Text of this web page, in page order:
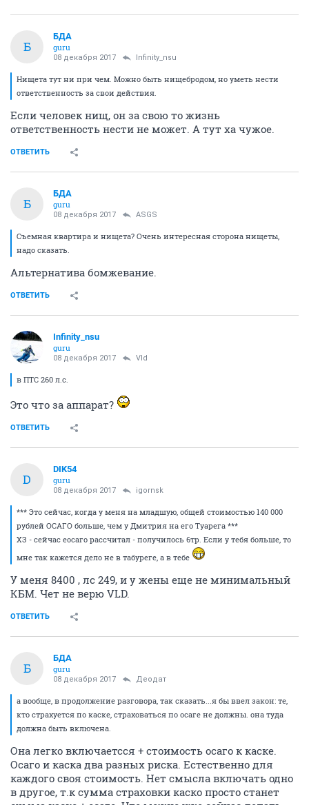
Б
БДА
guru
08 декабря 2017 Infinity_nsu
Нищета тут ни при чем. Можно быть нищебродом, но уметь нести
ответственность за свои действия.
Если человек нищ, он за свою то жизнь
ответственность нести не может. А тут ха чужое.
ОТВЕТИТЬ
Б
БДА
guru
08 декабря 2017 ASGS
Съемная квартира и нищета? Очень интересная сторона нищеты,
надо сказать.
Альтернатива бомжевание.
ОТВЕТИТЬ
Infinity_nsu
guru
08 декабря 2017 Vld
в ПТС 260 л.с.
Это что за аппарат?
ОТВЕТИТЬ
D
DIK54
guru
08 декабря 2017 igornsk
*** Это сейчас, когда у меня на младшую, общей стоимостью 140 000
рублей ОСАГО больше, чем у Дмитрия на его Туарега ***
ХЗ - сейчас еосаго рассчитал - получилось 6тр. Если у тебя больше, то
мне так кажется дело не в табуреге, а в тебе
У меня 8400 , лс 249, и у жены еще не минимальный
КБМ. Чет не верю VLD.
ОТВЕТИТЬ
Б
БДА
guru
08 декабря 2017 Деодат
а вообще, в продолжение разговора, так сказать...я бы ввел закон: те,
кто страхуется по каске, страховаться по осаге не должны. она туда
должна быть включена.
Она легко включаетсся + стоимость осаго к каске.
Осаго и каска два разных риска. Естественно для
каждого своя стоимость. Нет смысла включать одно
в другое, т.к сумма страховки каско просто станет